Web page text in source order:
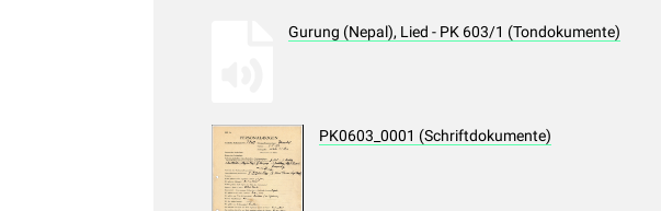
Gurung (Nepal), Lied - PK 603/1 (Tondokumente)
PK0603_0001 (Schriftdokumente)